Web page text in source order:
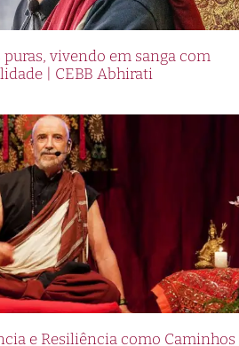
vivendo em sanga com
| CEBB Abhirati
e Resiliência como Caminhos